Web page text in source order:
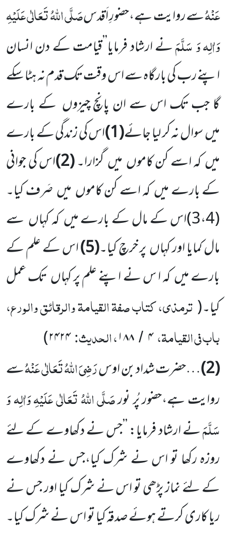
عَنْہُسے روایت ہے،حضورِ اَقدسصَلَّی اللّٰہُ تَعَالٰی عَلَیْہِ
وَاٰلِہ وَ سَلَّمَنے ارشاد فرمایا’’قیامت کے دن انسان
اپنے رب کی بارگاہ سے اس وقت تک قدم نہ ہٹا سکے
گا جب تک اس سے ان پانچ چیزوں کے بارے
میں سوال نہ کر لیا جائے(1) اس کی زندگی کے بارے
میں کہ اسے کن کاموں میں گزارا۔(2) اس کی جوانی
کے بارے میں کہ اسے کن کاموں میں صَرف کیا۔
(3،4)اس کے مال کے بارے میں کہ کہاں سے
مال کمایا اور کہاں پر خرچ کیا۔(5) اس کے علم کے
بارے میں کہ ا س نے اپنے علم پر کہاں تک عمل
کیا۔(ترمذی، کتاب صفۃ القیامۃ والرقائق والورع،
باب فی القیامۃ،۴ / ۱۸۸، الحدیث:۲۴۲۴)
(2) …حضرت شداد بن اوسرَضِیَ اللّٰہُ تَعَالٰی عَنْہُسے
روایت ہے،حضور پُر نورصَلَّی اللّٰہُ تَعَالٰی عَلَیْہِ وَاٰلِہ وَ
سَلَّمَنے ارشاد فرمایا: ’’جس نے دکھاوے کے لئے
روزہ رکھا تو اس نے شرک کیا،جس نے دکھاوے
کے لئے نماز پڑھی تو اس نے شرک کیا اور جس نے
ریا کاری کرتے ہوئے صدقہ کیا تو اس نے شرک کیا۔